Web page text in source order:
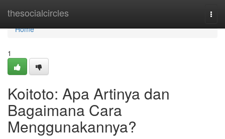
thesocialcircles
Home
Home
1
Koitoto: Apa Artinya dan
Bagaimana Cara
Menggunakannya?